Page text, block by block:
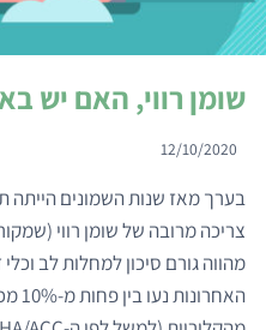
שומן רווי, האם יש
12/10/2020
בערך מאז שנות השמונים הייתה
צריכה מרובה של שומן רווי
מהווה גורם סיכון למחלות לב